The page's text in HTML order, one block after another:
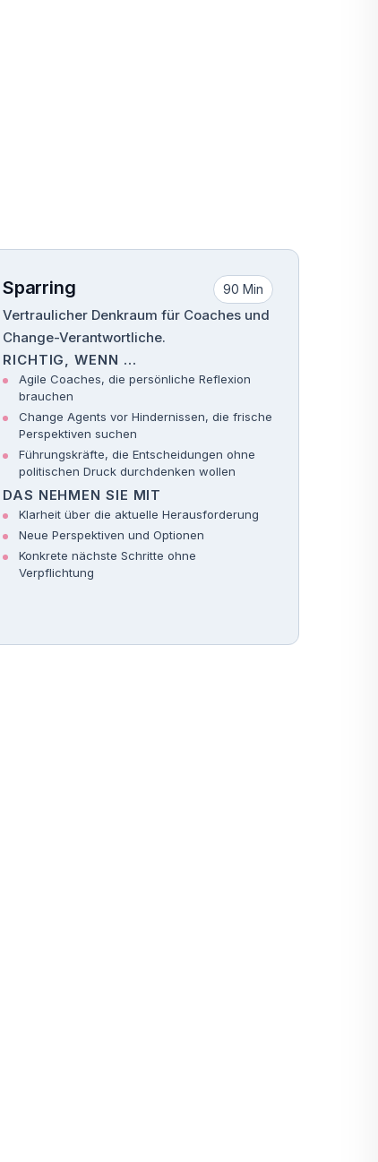
Sparring 90 Min
Vertraulicher Denkraum für Coaches und
Change-Verantwortliche.
RICHTIG, WENN …
Agile Coaches, die persönliche Reflexion
brauchen
Change Agents vor Hindernissen, die frische
Perspektiven suchen
Führungskräfte, die Entscheidungen ohne
politischen Druck durchdenken wollen
DAS NEHMEN SIE MIT
Klarheit über die aktuelle Herausforderung
Neue Perspektiven und Optionen
Konkrete nächste Schritte ohne
Verpflichtung